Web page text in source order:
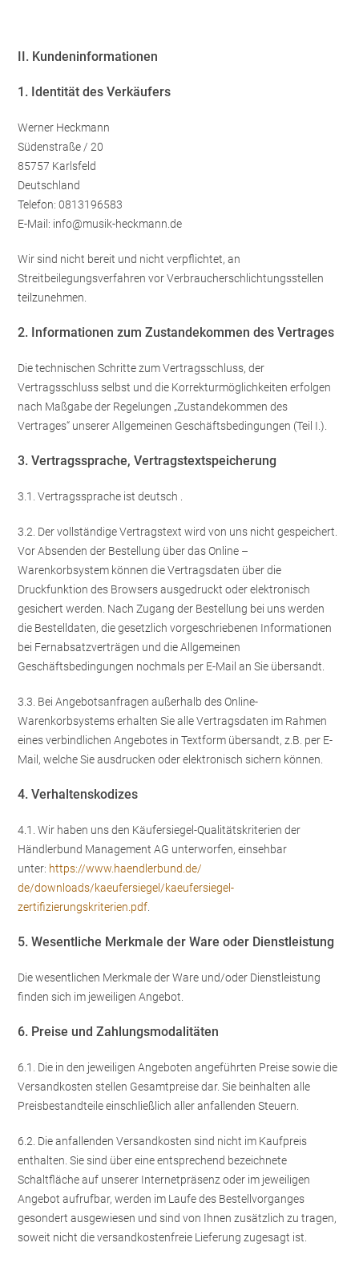
II. Kundeninformationen
1. Identität des Verkäufers
Werner Heckmann
Südenstraße / 20
85757 Karlsfeld
Deutschland
Telefon: 0813196583
E-Mail: info@musik-heckmann.de
Wir sind nicht bereit und nicht verpflichtet, an
Streitbeilegungsverfahren vor Verbraucherschlichtungsstellen
teilzunehmen.
2. Informationen zum Zustandekommen des Vertrages
Die technischen Schritte zum Vertragsschluss, der
Vertragsschluss selbst und die Korrekturmöglichkeiten erfolgen
nach Maßgabe der Regelungen „Zustandekommen des
Vertrages“ unserer Allgemeinen Geschäftsbedingungen (Teil I.).
3. Vertragssprache, Vertragstextspeicherung
3.1. Vertragssprache ist deutsch
3.2. Der vollständige Vertragstext wird von uns nicht gespeichert.
Vor Absenden der Bestellung über das Online –
Warenkorbsystem können die Vertragsdaten über die
Druckfunktion des Browsers ausgedruckt oder elektronisch
gesichert werden. Nach Zugang der Bestellung bei uns werden
die Bestelldaten, die gesetzlich vorgeschriebenen Informationen
bei Fernabsatzverträgen und die Allgemeinen
Geschäftsbedingungen nochmals per E-Mail an Sie übersandt.
3.3. Bei Angebotsanfragen außerhalb des Online-
Warenkorbsystems erhalten Sie alle Vertragsdaten im Rahmen
eines verbindlichen Angebotes in Textform übersandt, z.B. per E-
Mail, welche Sie ausdrucken oder elektronisch sichern können.
4. Verhaltenskodizes
4.1. Wir haben uns den Käufersiegel-Qualitätskriterien der
Händlerbund Management AG unterworfen, einsehbar
unter: https://www.haendlerbund.de/
de/downloads/kaeufersiegel/kaeufersiegel-
zertifizierungskriterien.pdf
5. Wesentliche Merkmale der Ware oder Dienstleistung
Die wesentlichen Merkmale der Ware und/oder Dienstleistung
finden sich im jeweiligen Angebot.
6. Preise und Zahlungsmodalitäten
6.1. Die in den jeweiligen Angeboten angeführten Preise sowie die
Versandkosten stellen Gesamtpreise dar. Sie beinhalten alle
Preisbestandteile einschließlich aller anfallenden Steuern.
6.2. Die anfallenden Versandkosten sind nicht im Kaufpreis
enthalten. Sie sind über eine entsprechend bezeichnete
Schaltfläche auf unserer Internetpräsenz oder im jeweiligen
Angebot aufrufbar, werden im Laufe des Bestellvorganges
gesondert ausgewiesen und sind von Ihnen zusätzlich zu tragen,
soweit nicht die versandkostenfreie Lieferung zugesagt ist.